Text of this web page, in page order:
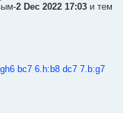
2 Dec 2022 17:03 и тем
bc7 6.h:b8 dc7 7.b:g7